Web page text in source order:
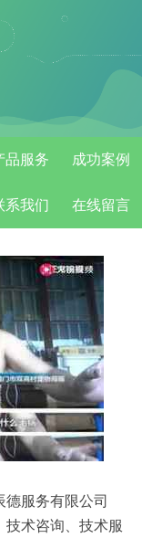
品服务 成功案例
系我们 在线留言
服务有限公司
技术咨询、技术服